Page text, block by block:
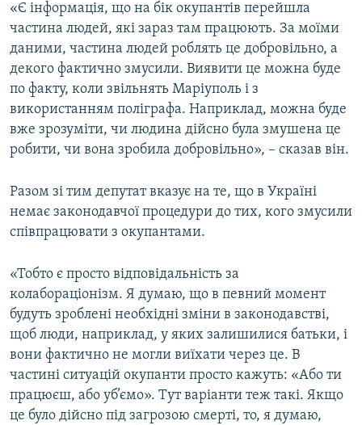
«Є інформація, що на бік окупантів перейшла
частина людей, які зараз там працюють. За моїми
даними, частина людей роблять це добровільно, а
декого фактично змусили. Виявити це можна буде
по факту, коли звільнять Маріуполь і з
використанням поліграфа. Наприклад, можна буде
вже зрозуміти, чи людина дійсно була змушена це
робити, чи вона зробила добровільно», – сказав він.
Разом зі тим депутат вказує на те, що в Україні
немає законодавчої процедури до тих, кого змусили
співпрацювати з окупантами.
«Тобто є просто відповідальність за
колабораціонізм. Я думаю, що в певний момент
будуть зроблені необхідні зміни в законодавстві,
щоб люди, наприклад, у яких залишилися батьки, і
вони фактично не могли виїхати через це. В
частині ситуацій окупанти просто кажуть: «Або ти
працюєш, або уб’ємо». Тут варіанти теж такі. Якщо
це було дійсно під загрозою смерті, то, я думаю,